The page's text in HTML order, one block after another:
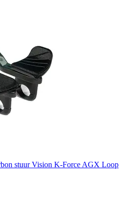
stuur Vision K-Force AGX Loop